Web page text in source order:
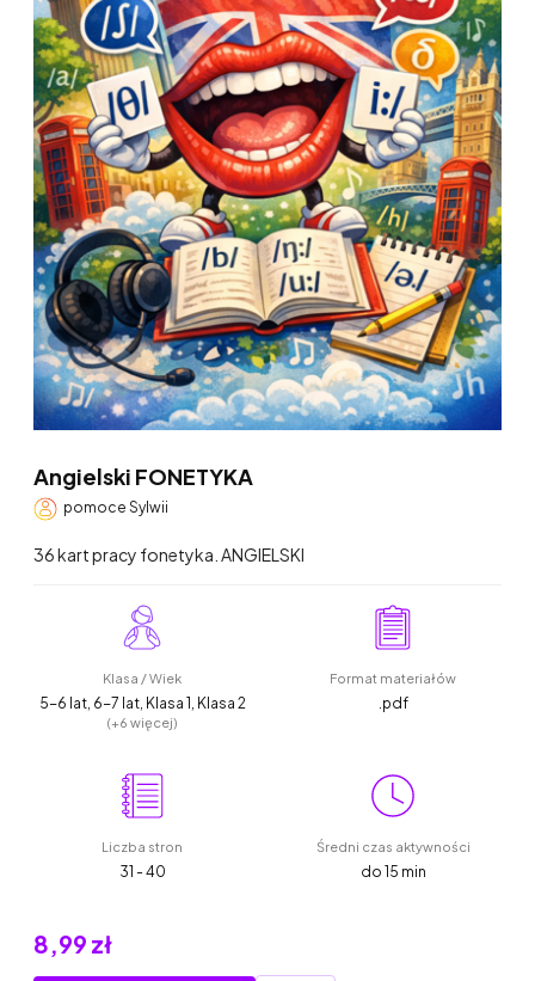
Angielski FONETYKA
pomoce Sylwii
36 kart pracy fonetyka. ANGIELSKI
Klasa / Wiek
5-6 lat, 6-7 lat, Klasa 1, Klasa 2
(+6 więcej)
Format materiałów
.pdf
Liczba stron
31 - 40
Średni czas aktywności
do 15 min
8,99 zł